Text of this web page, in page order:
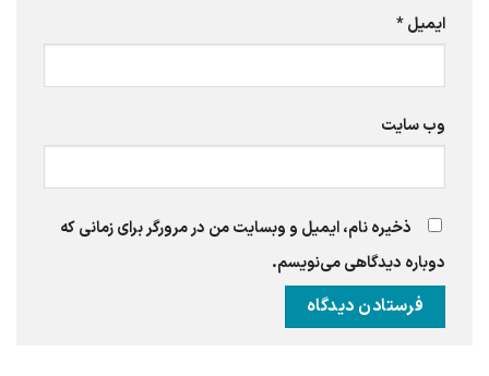
ایمیل*
وب‌ سایت
ذخیره نام، ایمیل و وبسایت من در مرورگر برای زمانی که
دوباره دیدگاهی می‌نویسم.